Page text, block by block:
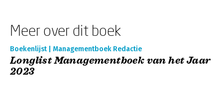
Meer over dit boek
Boekenlijst | Managementboek Redactie
Longlist Managementboek van het Jaar
2023